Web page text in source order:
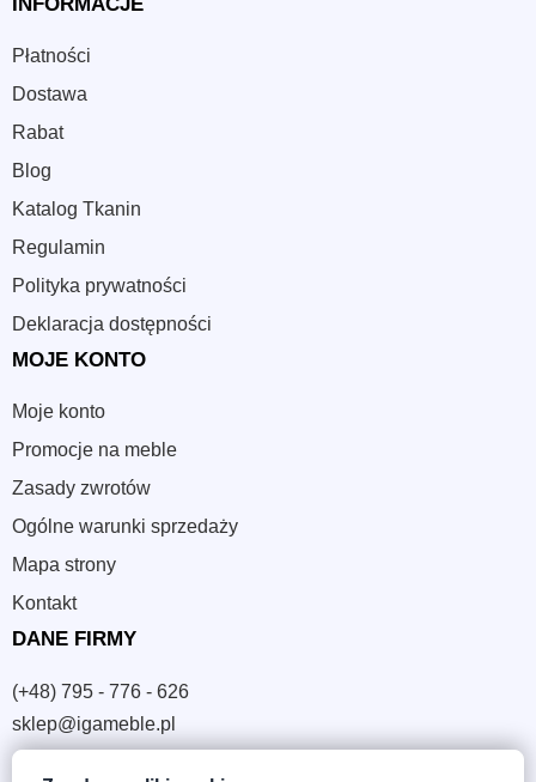
INFORMACJE
Płatności
Dostawa
Rabat
Blog
Katalog Tkanin
Regulamin
Polityka prywatności
Deklaracja dostępności
MOJE KONTO
Moje konto
Promocje na meble
Zasady zwrotów
Ogólne warunki sprzedaży
Mapa strony
Kontakt
DANE FIRMY
(+48) 795 - 776 - 626
sklep@igameble.pl